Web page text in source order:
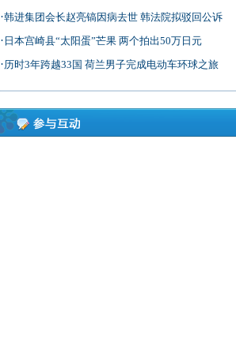
·韩进集团会长赵亮镐因病去世 韩法院拟驳回公诉
· 日本宫崎县“太阳蛋”芒果 两个拍出50万日元
·历时3年跨越33国 荷兰男子完成电动车环球之旅